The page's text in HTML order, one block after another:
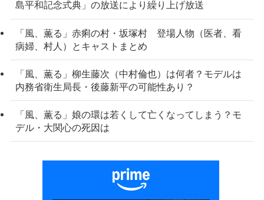
島平和記念式典」の放送により繰り上げ放送
「風、薫る」赤痢の村・坂塚村 登場人物（医者、看
病婦、村人）とキャストまとめ
「風、薫る」柳生藤次（中村倫也）は何者？モデルは
内務省衛生局長・後藤新平の可能性あり？
「風、薫る」娘の環は若くして亡くなってしまう？モ
デル・大関心の死因は